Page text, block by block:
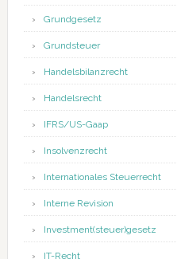
Grundgesetz
Grundsteuer
Handelsbilanzrecht
Handelsrecht
IFRS/US-Gaap
Insolvenzrecht
Internationales Steuerrecht
Interne Revision
Investment(steuer)gesetz
IT-Recht